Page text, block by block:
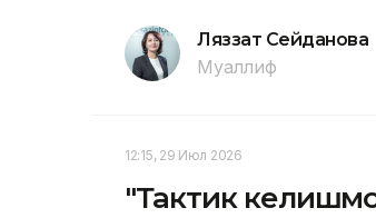
Ляззат Сейданова
Муаллиф
12:15, 29 Июл 2026
"Тактик